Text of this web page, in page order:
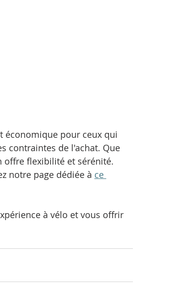
économique pour ceux qui
contraintes de l'achat. Que
offre flexibilité et sérénité.
notre page dédiée à ce
à vélo et vous offrir